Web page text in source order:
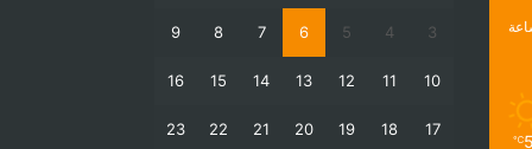
℃
3
4
5
6
7
8
9
10
11
12
13
14
15
16
17
18
19
20
21
22
23